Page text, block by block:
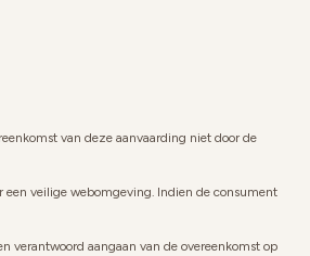
van deze aanvaarding niet door de
veilige webomgeving. Indien de consument
verantwoord aangaan van de overeenkomst op